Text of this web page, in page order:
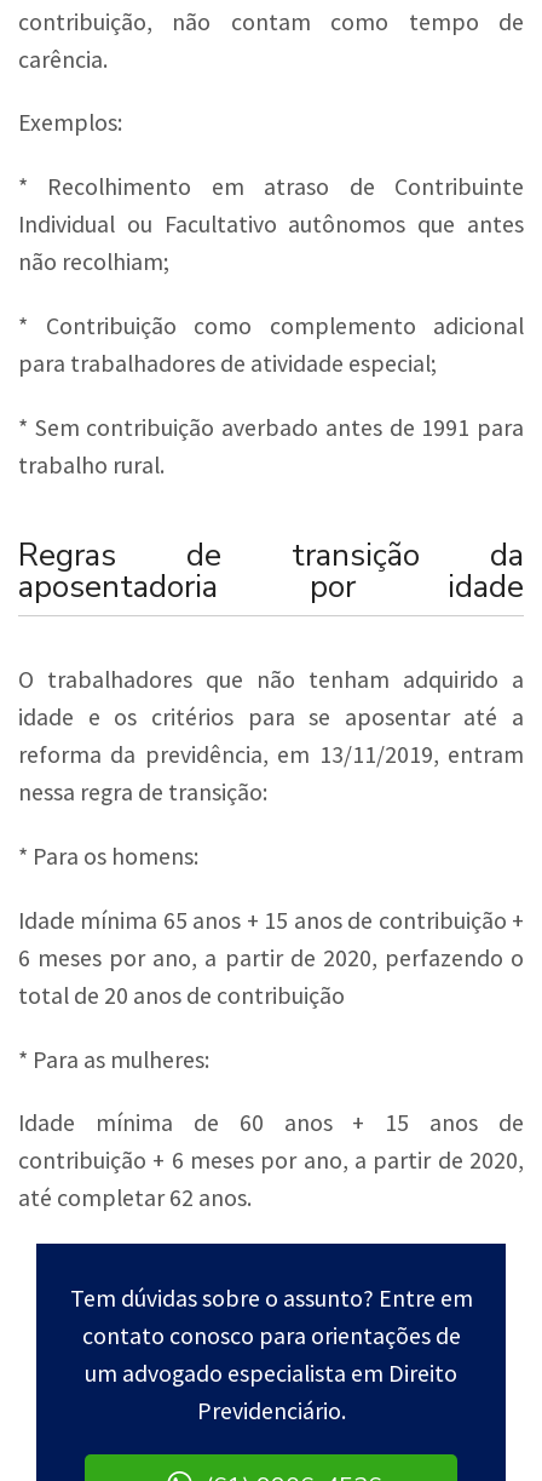
contribuição, não contam como tempo de
carência.
Exemplos:
* Recolhimento em atraso de Contribuinte
Individual ou Facultativo autônomos que antes
não recolhiam;
* Contribuição como complemento adicional
para trabalhadores de atividade especial;
* Sem contribuição averbado antes de 1991 para
trabalho rural.
Regras de transição da
aposentadoria por idade
O trabalhadores que não tenham adquirido a
idade e os critérios para se aposentar até a
reforma da previdência, em 13/11/2019, entram
nessa regra de transição:
* Para os homens:
Idade mínima 65 anos + 15 anos de contribuição +
6 meses por ano, a partir de 2020, perfazendo o
total de 20 anos de contribuição
* Para as mulheres:
Idade mínima de 60 anos + 15 anos de
contribuição + 6 meses por ano, a partir de 2020,
até completar 62 anos.
Tem dúvidas sobre o assunto? Entre em
contato conosco para orientações de
um advogado especialista em Direito
Previdenciário.